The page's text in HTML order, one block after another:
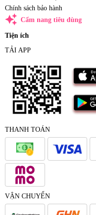
Chính sách bảo hành
auto_awesome Cẩm nang tiêu dùng
Tiện ích
TẢI APP
THANH TOÁN
VẬN CHUYỂN